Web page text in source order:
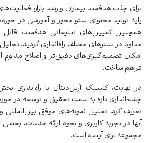
برای جذب هدفمند بیماران و رشد بازار،
پایه تولید محتوای سئو محور و آموزشی در
همچنین کمپین‌های تبلیغاتی هدفمند،
مداوم در بسترهای مختلف راه‌اندازی گردید. تحلیل
امکان تصمیم‌گیری‌های دقیق‌تر و اصلاح مداوم
فراهم ساخت.
در نهایت، کلینیک آریل‌دنتال با راه‌اندازی
چشم‌اندازی تازه به سمت تحقیق و توسعه در
تعریف کرد. تحلیل نمونه‌های موفق بین‌المللی و
آنها در تجربه کاربری و نحوه ارائه خدمات، بخشی
مجموعه برای آینده است.